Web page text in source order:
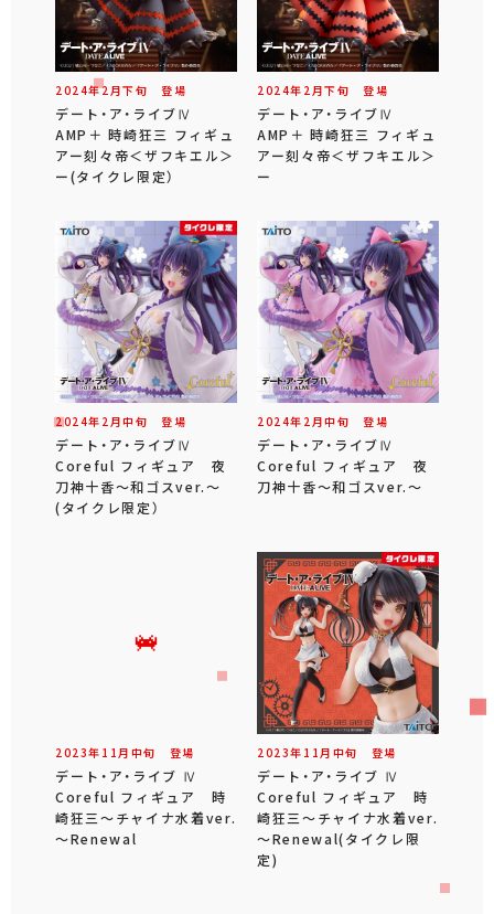
2024年2 月下旬 登場
デート・ア・ライブⅣ
AMP＋ 時崎狂三 フィギュ
アー刻々帝＜ザフキエル＞
ー(タイクレ限定）
2024年 2 月下旬 登場
デート・ア・ライブⅣ
AMP＋ 時崎狂三 フィギュ
アー刻々帝＜ザフキエル＞
ー
2024年 2 月中旬 登場
デート・ア・ライブⅣ
Coreful フィギュア 夜
刀神十香～和ゴスver.～
(タイクレ限定）
2024年 2 月中旬 登場
デート・ア・ライブⅣ
Coreful フィギュア 夜
刀神十香～和ゴスver.～
2023年 11 月 中旬 登場
デート・ア・ライブ Ⅳ
Coreful フィギュア 時
崎狂三～チャイナ水着ver.
～Renewal
2023年 11 月 中旬 登場
デート・ア・ライブ Ⅳ
Coreful フィギュア 時
崎狂三～チャイナ水着ver.
～Renewal(タイクレ限
定)